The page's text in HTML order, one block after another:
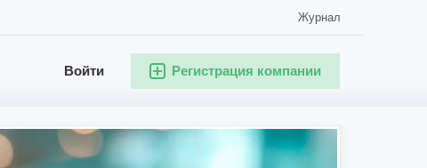
Журнал
Регистрация компании
Войти